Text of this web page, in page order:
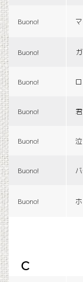
Buono!
Buono!
Buono!
Buono!
Buono!
Buono!
Buono!
c